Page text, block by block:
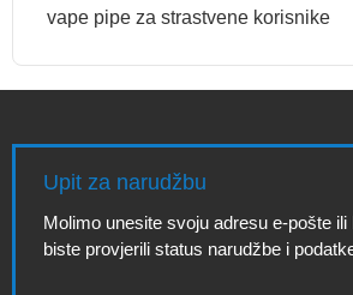
vape pipe za strastvene korisnike
Upit za narudžbu
Molimo unesite svoju adresu e-pošte
biste provjerili status narudžbe i